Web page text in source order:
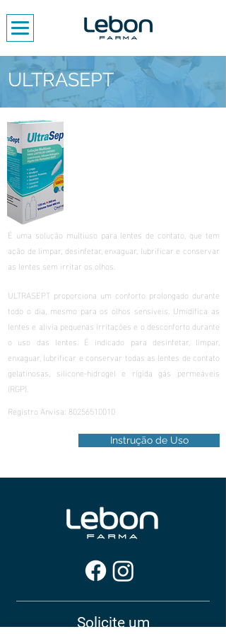
ULTRASEPT
É uma solução multiuso para lentes de contato, que tem
ação de limpar, desinfetar, enxaguar, lubrificar e conservar
as lentes sem irritar os olhos.
ULTRASEPT proporciona um conforto prolongado durante
todo o dia, mesmo para os olhos sensíveis. Umidifica as
lentes e alivia pequenas irritações e o desconforto durante
o uso das lentes. É indicado para desinfetar, limpar,
enxaguar, lubrificar e conservar todas as lentes de contato
gelatinosas, silicone-hidrogel e rígida gás permeáveis
(RGP).
Registro Anvisa: 80256510010
Instrução de Uso
Solicite um